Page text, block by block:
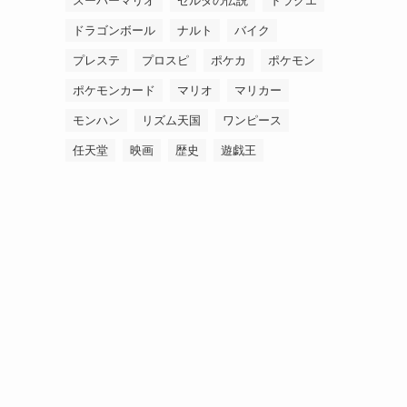
ドラゴンボール ナルト バイク
プレステ プロスピ ポケカ ポケモン
ポケモンカード マリオ マリカー
モンハン リズム天国 ワンピース
任天堂 映画 歴史 遊戯王